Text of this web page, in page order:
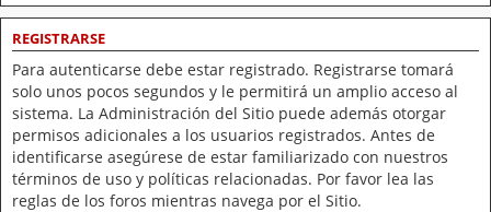
REGISTRARSE
Para autenticarse debe estar registrado. Registrarse tomará
solo unos pocos segundos y le permitirá un amplio acceso al
sistema. La Administración del Sitio puede además otorgar
permisos adicionales a los usuarios registrados. Antes de
identificarse asegúrese de estar familiarizado con nuestros
términos de uso y políticas relacionadas. Por favor lea las
reglas de los foros mientras navega por el Sitio.